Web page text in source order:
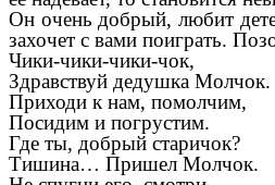
Он очень добрый, любит
захочет с вами поиграть.
Чики-чики-чики-чок,
Здравствуй дедушка Молчок.
Приходи к нам, помолчим,
Посидим и погрустим.
Где ты, добрый старичок?
Тишина… Пришел Молчок.